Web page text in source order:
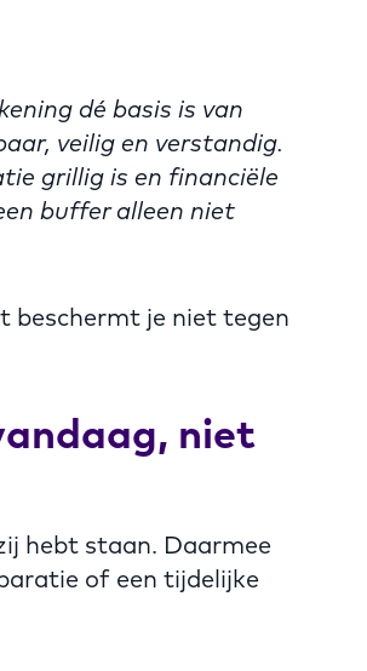
dé basis is van
veilig en verstandig.
grillig is en financiële
buffer alleen niet
beschermt je niet tegen
niet
hebt staan. Daarmee
of een tijdelijke